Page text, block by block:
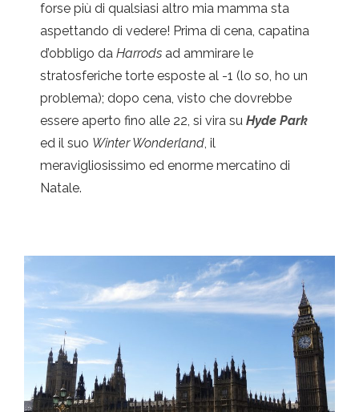
forse più di qualsiasi altro mia mamma sta
aspettando di vedere! Prima di cena, capatina
d’obbligo da Harrods ad ammirare le
stratosferiche torte esposte al -1 (lo so, ho un
problema); dopo cena, visto che dovrebbe
essere aperto fino alle 22, si vira su Hyde Park
ed il suo Winter Wonderland, il
meravigliosissimo ed enorme mercatino di
Natale.